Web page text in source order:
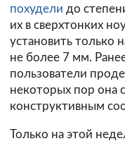
похудели до
их в сверхтонких
установить только
не более 7 мм.
пользователи
некоторых пор она
конструктивным
Только на этой